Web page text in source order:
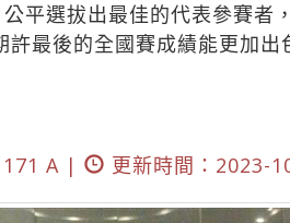
平選拔出最佳的代表參賽者
最後的全國賽成績能更加出
A |
更新時間：2023-